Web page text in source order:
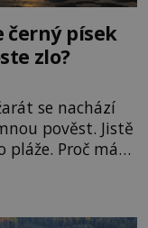
černý písek
zlo?
se nachází
pověst. Jistě
Proč má